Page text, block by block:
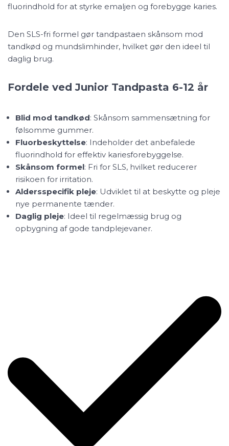
fluorindhold for at styrke emaljen og forebygge karies.
Den SLS-fri formel gør tandpastaen skånsom mod
tandkød og mundslimhinder, hvilket gør den ideel til
daglig brug.
Fordele ved Junior Tandpasta 6-12 år
Blid mod tandkød: Skånsom sammensætning for
følsomme gummer.
Fluorbeskyttelse: Indeholder det anbefalede
fluorindhold for effektiv kariesforebyggelse.
Skånsom formel: Fri for SLS, hvilket reducerer
risikoen for irritation.
Aldersspecifik pleje: Udviklet til at beskytte og pleje
nye permanente tænder.
Daglig pleje: Ideel til regelmæssig brug og
opbygning af gode tandplejevaner.